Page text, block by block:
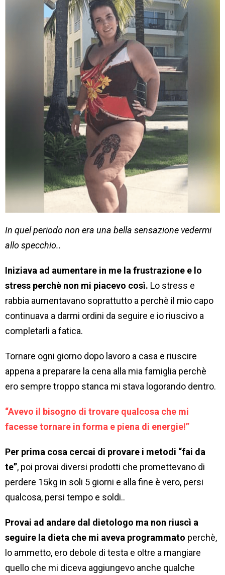
In quel periodo non era una bella sensazione vedermi
allo specchio..
Iniziava ad aumentare in me la frustrazione e lo
stress perchè non mi piacevo così. Lo stress e
rabbia aumentavano soprattutto a perchè il mio capo
continuava a darmi ordini da seguire e io riuscivo a
completarli a fatica.
Tornare ogni giorno dopo lavoro a casa e riuscire
appena a preparare la cena alla mia famiglia perchè
ero sempre troppo stanca mi stava logorando dentro.
“Avevo il bisogno di trovare qualcosa che mi
facesse tornare in forma e piena di energie!”
Per prima cosa cercai di provare i metodi “fai da
te”, poi provai diversi prodotti che promettevano di
perdere 15kg in soli 5 giorni e alla fine è vero, persi
qualcosa, persi tempo e soldi..
Provai ad andare dal dietologo ma non riuscì a
seguire la dieta che mi aveva programmato perchè,
lo ammetto, ero debole di testa e oltre a mangiare
quello che mi diceva aggiungevo anche qualche